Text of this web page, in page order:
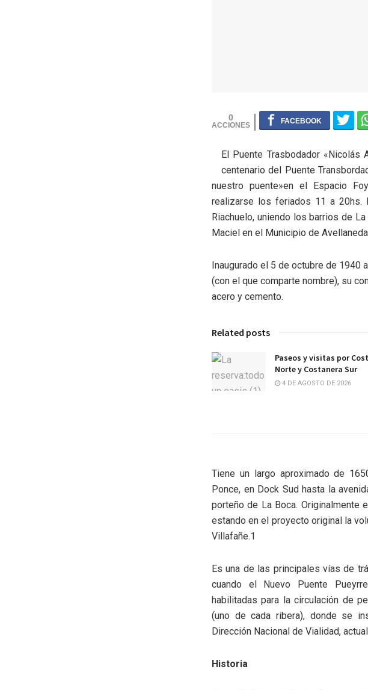
0
El Puente Trasbodador
centenario del Puente
nuestro puente»en el Espacio
realizarse los feriados 11 a 20hs.
Riachuelo, uniendo los barrios de
Maciel en el Municipio de
Inaugurado el 5 de octubre de 1940
(con el que comparte nombre), su
acero y cemento.
Related posts
Paseos y visitas por
Norte y Costanera Sur
4 DE AGOSTO DE 2026
Tiene un largo aproximado de
Ponce, en Dock Sud hasta la
porteño de La Boca.
estando en el proyecto original la
Villafañe.1
Es una de las principales vías de
cuando el Nuevo Puente
habilitadas para la circulación de
(uno de cada ribera), donde se
Dirección Nacional de Vialidad,
Historia